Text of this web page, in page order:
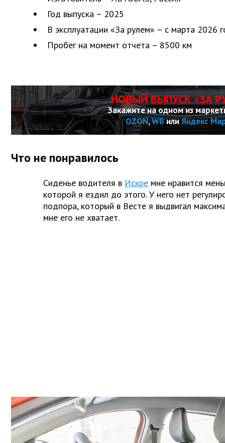
Год выпуска – 2025
В эксплуатации «За рулем» – с марта 2026
Пробег на момент отчета – 8500 км
НОВЫЙ ВЫПУСК «ЗА
Закажите на одном из
OZON,WBилиЯндекс
Что не понравилось
Сиденье водителя в Искре мне нравится
которой я ездил до этого. У него нет
подпора, который в Весте я выдвигал
мне его не хватает.